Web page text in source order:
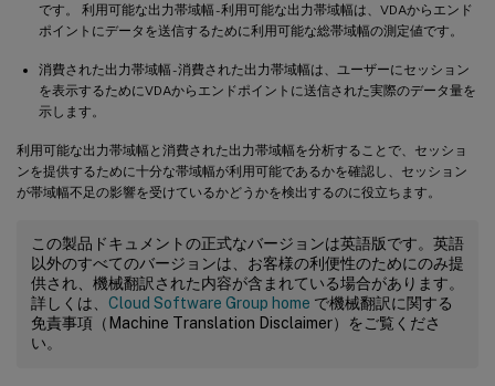
です。 利用可能な出力帯域幅 - 利用可能な出力帯域幅は、VDAからエンド
ポイントにデータを送信するために利用可能な総帯域幅の測定値です。
消費された出力帯域幅 - 消費された出力帯域幅は、ユーザーにセッション
を表示するためにVDAからエンドポイントに送信された実際のデータ量を
示します。
利用可能な出力帯域幅と消費された出力帯域幅を分析することで、セッショ
ンを提供するために十分な帯域幅が利用可能であるかを確認し、セッション
が帯域幅不足の影響を受けているかどうかを検出するのに役立ちます。
この製品ドキュメントの正式なバージョンは英語版です。英語
以外のすべてのバージョンは、お客様の利便性のためにのみ提
供され、機械翻訳された内容が含まれている場合があります。
詳しくは、 Cloud Software Group home で機械翻訳に関する
免責事項（Machine Translation Disclaimer）をご覧くださ
い。